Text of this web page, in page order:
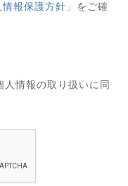
情報保護方針 」をご確
情報の取り扱いに同